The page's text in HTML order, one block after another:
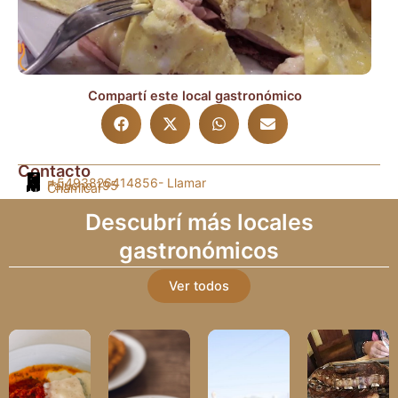
Compartí este local gastronómico
Contacto
+5493826414856- Llamar
Falucho 195
Chamical
Descubrí más locales
gastronómicos
Ver todos